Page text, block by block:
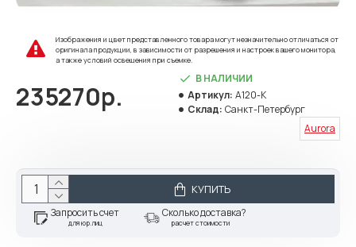
Изображения и цвет представленного товара могут незначительно отличаться от
оригинала продукции, в зависимости от разрешения и настроек вашего монитора,
а также условий освещения при съемке.
235270р.
В НАЛИЧИИ
Артикул: A120-K
Склад: Санкт-Петербург
Aurora
КУПИТЬ
Запросить счет
для юр.лиц
Сколько доставка?
расчет стоимости